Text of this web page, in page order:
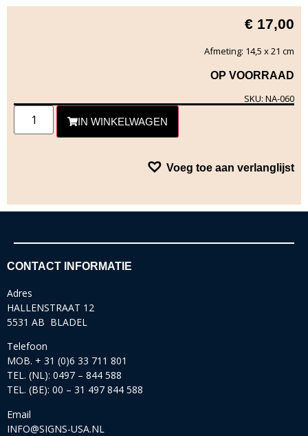
€ 17,00
Afmeting: 14,5 x 21 cm
OP VOORRAAD
SKU: NA-060
IN WINKELWAGEN
Voeg toe aan verlanglijst
CONTACT INFORMATIE
Adres
HALLENSTRAAT 12
5531 AB BLADEL
Telefoon
MOB. + 31 (0)6 33 711 801
TEL. (NL): 0497 – 844 588
TEL. (BE): 00 – 31 497 844 588
Email
INFO@SIGNS-USA.NL